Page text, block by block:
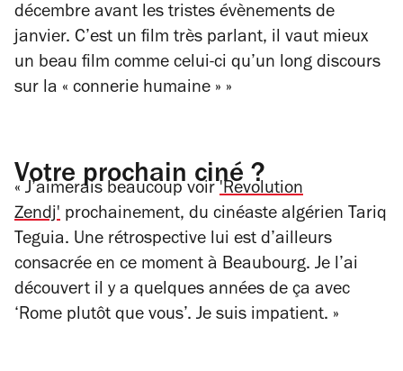
décembre avant les tristes évènements de
janvier. C’est un film très parlant, il vaut mieux
un beau film comme celui-ci qu’un long discours
sur la « connerie humaine » »
Votre prochain ciné ?
« J’aimerais beaucoup voir 'Revolution
Zendj' prochainement, du cinéaste algérien Tariq
Teguia. Une rétrospective lui est d’ailleurs
consacrée en ce moment à Beaubourg. Je l’ai
découvert il y a quelques années de ça avec
‘Rome plutôt que vous’. Je suis impatient. »